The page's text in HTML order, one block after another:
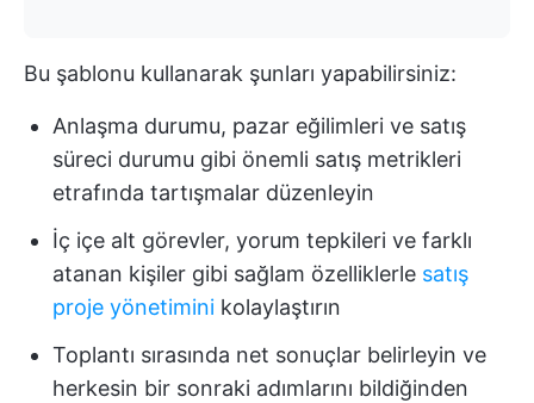
Bu şablonu kullanarak şunları yapabilirsiniz:
Anlaşma durumu, pazar eğilimleri ve satış
süreci durumu gibi önemli satış metrikleri
etrafında tartışmalar düzenleyin
İç içe alt görevler, yorum tepkileri ve farklı
atanan kişiler gibi sağlam özelliklerle satış
proje yönetimini kolaylaştırın
Toplantı sırasında net sonuçlar belirleyin ve
herkesin bir sonraki adımlarını bildiğinden